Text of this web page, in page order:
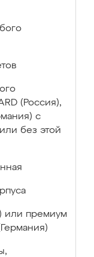
(Россия),
с
без этой
или премиум